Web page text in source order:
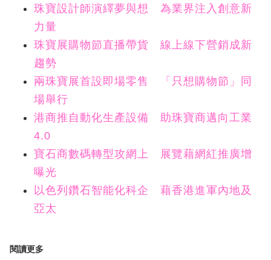
珠寶設計師演繹夢與想 為業界注入創意新
力量
珠寶展購物節直播帶貨 線上線下營銷成新
趨勢
兩珠寶展首設即場零售 「只想購物節」同
場舉行
港商推自動化生產設備 助珠寶商邁向工業
4.0
寶石商數碼轉型攻網上 展覽藉網紅推廣增
曝光
以色列鑽石智能化科企 藉香港進軍內地及
亞太
閱讀更多